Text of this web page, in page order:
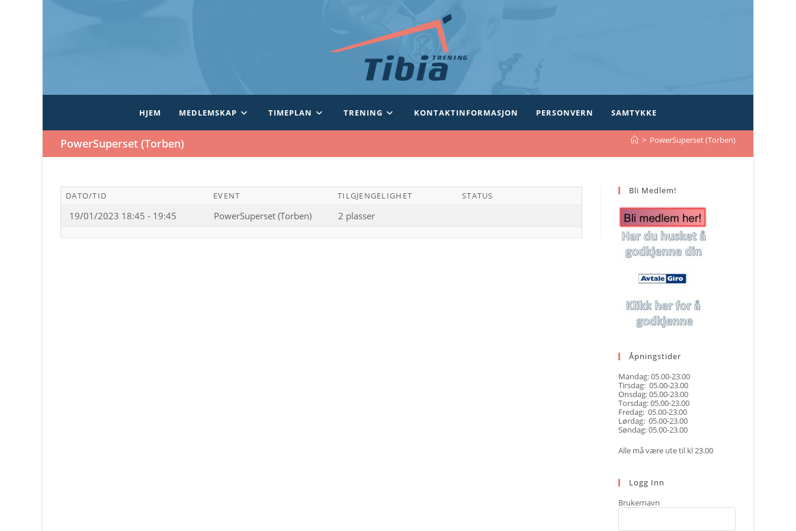
HJEM MEDLEMSKAP TIMEPLAN TRENING KONTAKTINFORMASJON PERSONVERN SAMTYKKE
PowerSuperset (Torben) > PowerSuperset (Torben)
DATO/TID EVENT TILGJENGELIGHET STATUS
19/01/2023 18:45 - 19:45 PowerSuperset (Torben) 2 plasser
Bli Medlem!
Åpningstider
Mandag: 05.00-23.00
Tirsdag: 05.00-23.00
Onsdag: 05.00-23.00
Torsdag: 05.00-23.00
Fredag: 05.00-23.00
Lørdag: 05.00-23.00
Søndag: 05.00-23.00
Alle må være ute til kl 23.00
Logg Inn
Brukernavn